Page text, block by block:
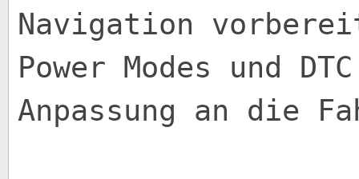
Navigation
Power Modes und
Anpassung an die